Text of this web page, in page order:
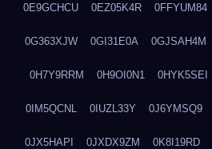
0E9GCHCU 0EZ05K4R 0FFYUM84
0G363XJW 0GI31E0A 0GJSAH4M
0H7Y9RRM 0H9OI0N1 0HYK5SEI
0IM5QCNL 0IUZL33Y 0J6YMSQ9
0JX5HAPI 0JXDX9ZM 0K8I19RD